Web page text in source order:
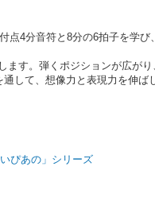
点4分音符と8分の6拍子を学
す。弾くポジションが広が
して、想像力と表現力を伸
ぴあの」シリーズ